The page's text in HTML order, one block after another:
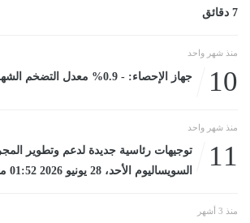
7 دقائق
منذ شهر واحد
10 جهاز الإحصاء: - 0.9% معدل التضخم الشهرى لشهر يونيو 2026
منذ شهر واحد
11
توجيهات رئاسية جديدة لدعم وتطوير
السويساليوم الأحد، 28 يونيو 2026 01:52 مـ
منذ 3 أشهر